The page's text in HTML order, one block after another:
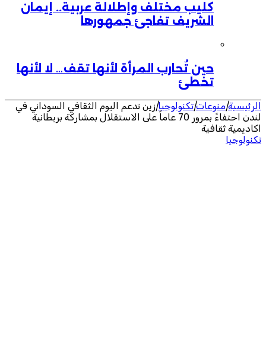
كليب مختلف وإطلالة عربية.. إيمان
الشريف تفاجئ جمهورها
حين تُحارب المرأة لأنها تقف… لا لأنها
تخطئ
الرئيسية|منوعات|تكنولوجيا|زين تدعم اليوم الثقافي السوداني في
لندن احتفاءً بمرور 70 عاماً على الاستقلال بمشاركة بريطانية
اكاديمية ثقافية
تكنولوجيا